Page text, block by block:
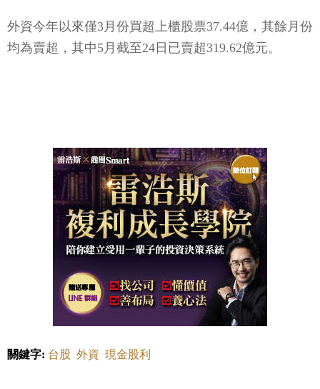
外資今年以來僅3月份買超上櫃股票37.44億，其餘月份
均為賣超，其中5月截至24日已賣超319.62億元。
關鍵字: 台股 外資 現金股利